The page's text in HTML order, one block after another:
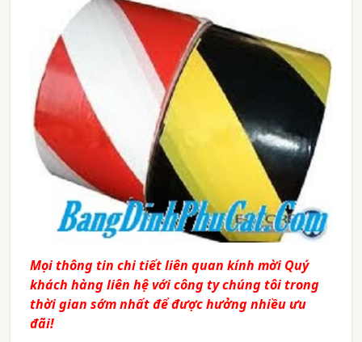
Mọi thông tin chi tiết liên quan kính mời Quý
khách hàng liên hệ với công ty chúng tôi trong
thời gian sớm nhất để được hưởng nhiều ưu
đãi!